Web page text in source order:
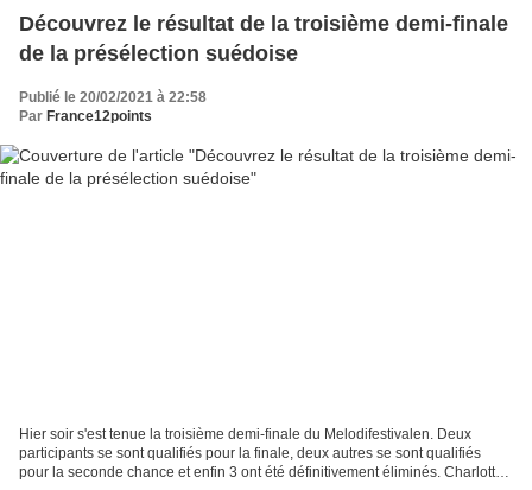
Découvrez le résultat de la troisième demi-finale
de la présélection suédoise
Publié le 20/02/2021 à 22:58
Par France12points
Hier soir s'est tenue la troisième demi-finale du Melodifestivalen. Deux
participants se sont qualifiés pour la finale, deux autres se sont qualifiés
pour la seconde chance et enfin 3 ont été définitivement éliminés. Charlotte